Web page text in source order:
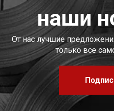
наши
От нас лучшие
только все